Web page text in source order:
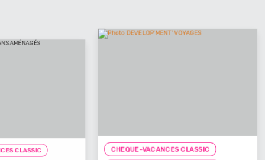
CHEQUE-VACANCES CLASSIC